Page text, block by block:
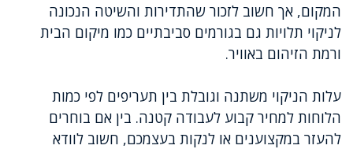
המקום, אך חשוב לזכור שהתדירות והשיטה הנכונה
לניקוי תלויות גם בגורמים סביבתיים כמו מיקום הבית
ורמת הזיהום באוויר.
עלות הניקוי משתנה וגובלת בין תעריפים לפי כמות
הלוחות למחיר קבוע לעבודה קטנה. בין אם בוחרים
להעזר במקצוענים או לנקות בעצמכם, חשוב לוודא